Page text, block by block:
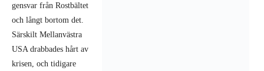
Utan en tydlig ledning från arbetarrörelsen har man avvisat den
kapitalistiska globaliseringens konsekvenser på ett impressionistiskt och
nationalistiskt sätt, genom hets mot invandring, Kina, etc.
Miljontals amerikaner känner att de inte har någon framtid och att deras